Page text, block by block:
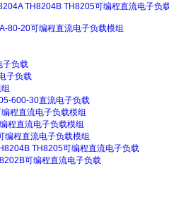
TH8204B TH8205可编程直流电子负
80-20可编程直流电子负载模组
子负载
子负载
600-30直流电子负载
程直流电子负载模组
程直流电子负载模组
程直流电子负载模组
TH8205可编程直流电子负载
可编程直流电子负载